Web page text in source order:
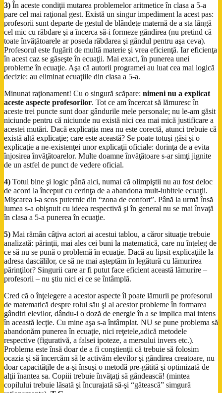
3) În aceste condiţii mutarea problemelor aritmetice în clasa a 5-a
pare cel mai raţional gest. Există un singur impediment la acest pas:
profesorii sunt departe de gestul de blândeţe maternă de a sta lângă
cel mic cu răbdare şi a încerca să-i formeze gândirea (nu pretind că
toate învăţătoarele ar poseda răbdarea şi gândul pentru aşa ceva).
Profesorul este fugărit de multă materie şi vrea eficienţă. Iar eficienţa
în acest caz se găseşte în ecuaţii. Mai exact, în punerea unei
probleme în ecuaţie. Aşa că autorii programei au luat cea mai logică
decizie: au eliminat ecuaţiile din clasa a 5-a.
Minunat raţionament! Cu o singură scăpare: nimeni nu a explicat
aceste aspecte profesorilor. Tot ce am încercat să lămuresc în
aceste trei puncte sunt doar gândurile mele personale; nu le-am găsit
niciunde pentru că niciunde nu există nici cea mai mică justificare a
acestei mutări. Dacă explicaţia mea nu este corectă, atunci trebuie că
există altă explicaţie; care este această? Se poate totuşi găsi şi o
explicaţie a ne-existenţei unor explicaţii oficiale: dorinţa de a evita
înjosirea învăţătoarelor. Multe doamne învăţătoare s-ar simţi jignite
de un astfel de punct de vedere oficial.
4) Totul bine şi logic până aici, numai că olimpiştii nu au fost deloc
de acord la început cu cerinţa de a abandona mult-iubitele ecuaţii.
Mişcarea i-a scos puternic din “zona de confort”. Până la urmă însă
lumea s-a obişnuit cu ideea respectivă şi în general nu se mai învaţă
în clasa a 5-a punerea în ecuaţie.
5) Mai rămân câţiva actori ai acestui tablou, a căror situaţie trebuie
analizată: părinţii, mai ales cei buni la matematică, care nu înţeleg de
ce să nu se pună o problemă în ecuaţie. Dacă au lipsit explicaţiile la
adresa dascălilor, ce să ne mai aşteptăm în legătură cu lămurirea
părinţilor? Singurii care ar fi putut face eficient această lămurire –
profesorii – nu ştiu nici ei ce se întâmplă.
Cred că o înţelegere a acestor aspecte îl poate lămurii pe profesorul
de matematică despre rolul său şi al acestor probleme în formarea
gândiri elevilor, dându-i o doză de energie în a se implica mai intens
în această lecţie. Cu mine aşa s-a întâmplat. NU se pune problema să
abandonăm punerea în ecuaţie, nici reţetele,adică metodele
respective (figurativă, a falsei ipoteze, a mersului invers etc.).
Problema este însă doar de a fi conştienţii că trebuie să folosim
ocazia şi să încercăm să le activăm elevilor şi gândirea creatoare, nu
doar capacităţile de a-şi însuşi o metodă pre-gătită şi optimizată de
alţii înantea sa. Copiii trebuie învăţaţi să gândească! (mintea
copilului trebuie lăsată şi încurajată să-şi “gătească” simgură